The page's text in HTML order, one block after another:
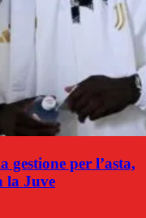
gestione per l’asta,
la Juve